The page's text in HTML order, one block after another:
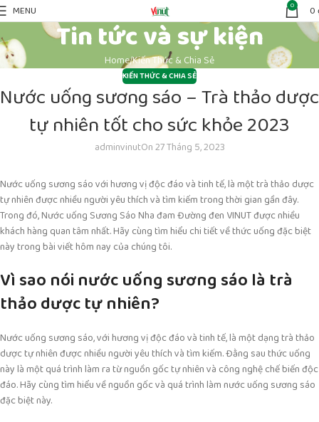
MENU 0 0
Tin tức và sự kiện
HomeKiến Thức & Chia Sẻ
KIẾN THỨC & CHIA SẺ
Nước uống sương sáo – Trà thảo dược
tự nhiên tốt cho sức khỏe 2023
adminvinutOn 27 Tháng 5, 2023
Nước uống sương sáo với hương vị độc đáo và tinh tế, là một trà thảo dược
tự nhiên được nhiều người yêu thích và tìm kiếm trong thời gian gần đây.
Trong đó, Nước uống Sương Sáo Nha đam Đường đen VINUT được nhiều
khách hàng quan tâm nhất. Hãy cùng tìm hiểu chi tiết về thức uống đặc biệt
này trong bài viết hôm nay của chúng tôi.
Vì sao nói nước uống sương sáo là trà
thảo dược tự nhiên?
Nước uống sương sáo, với hương vị độc đáo và tinh tế, là một dạng trà thảo
dược tự nhiên được nhiều người yêu thích và tìm kiếm. Đằng sau thức uống
này là một quá trình làm ra từ nguồn gốc tự nhiên và công nghệ chế biến độc
đáo. Hãy cùng tìm hiểu về nguồn gốc và quá trình làm nước uống sương sáo
đặc biệt này.